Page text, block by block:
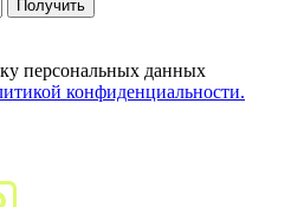
Получить
персональных данных
конфиденциальности.